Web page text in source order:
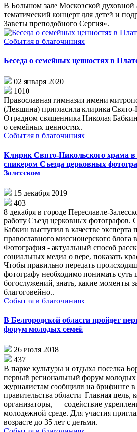
В Большом зале Московской
тематический концерт для детей и
Заветы преподобного Сергия».
События в благочиниях
Беседа о семейных ценностях в
02 января 2020
1010
Православная гимназия имени
(Левшина) пригласила клирика Свято-
Отрадном священника Николая
о семейных ценностях.
События в благочиниях
Клирик Свято-Никольского храма в
спикером Съезда церковных
Залесском
15 декабря 2019
403
8 декабря в городе Переславле-
работу Съезд церковных фотографов.
Бабкин выступил в качестве эксперта
православного миссионерского блога
Фотография - актуальный способ
социальных медиа о вере, показать
Чтобы правильно передать
фотографу необходимо понимать суть
богослужений, знать, какие моменты
благоговейно...
События в благочиниях
В Белгородской области пройдет
форум молодых семей
26 июля 2018
437
В парке культуры и отдыха поселка
первый региональный форум
журналистам сообщили на брифинге в
правительства области. Главная цель,
организаторы, — содействие
молодежной среде. Для участия
возрасте до 35 лет с детьми.